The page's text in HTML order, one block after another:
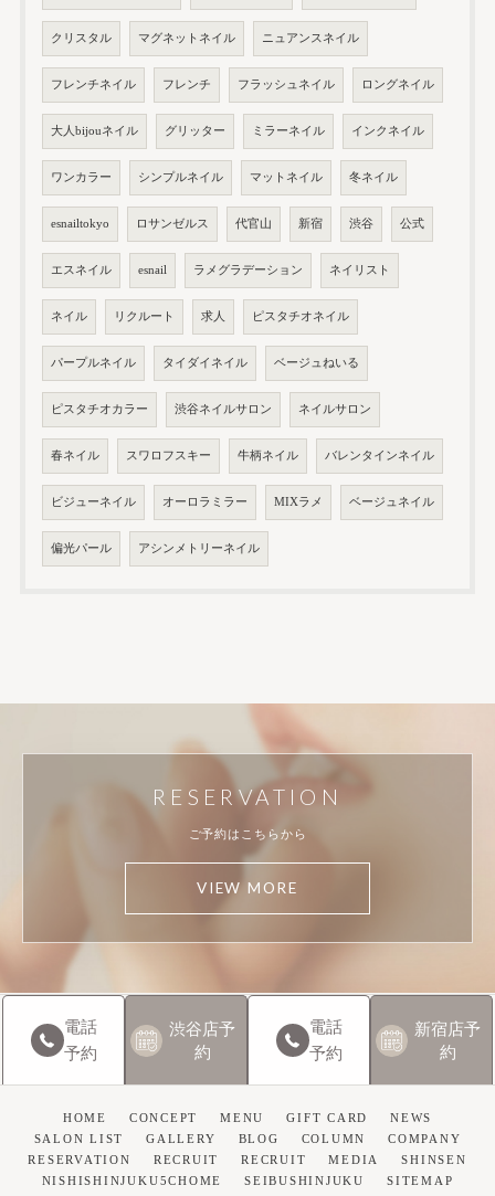
クリスタル マグネットネイル ニュアンスネイル
フレンチネイル フレンチ フラッシュネイル ロングネイル
大人bijouネイル グリッター ミラーネイル インクネイル
ワンカラー シンプルネイル マットネイル 冬ネイル
esnailtokyo ロサンゼルス 代官山 新宿 渋谷 公式
エスネイル esnail ラメグラデーション ネイリスト
ネイル リクルート 求人 ピスタチオネイル
パープルネイル タイダイネイル ベージュねいる
ピスタチオカラー 渋谷ネイルサロン ネイルサロン
春ネイル スワロフスキー 牛柄ネイル バレンタインネイル
ビジューネイル オーロラミラー MIXラメ ベージュネイル
偏光パール アシンメトリーネイル
ご予約はこちらから
RESERVATION
VIEW MORE
電話
予約
渋谷店予
約
電話
予約
新宿店予
約
HOME CONCEPT MENU GIFT CARD
NEWS
SALON LIST
GALLERY BLOG COLUMN
COMPANY
RESERVATION
RECRUIT RECRUIT MEDIA
SHINSEN
NISHISHINJUKU5CHOME
SEIBUSHINJUKU SITEMAP